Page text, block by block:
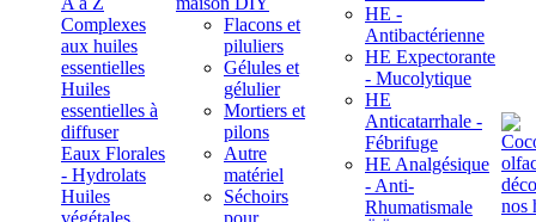
Complexes
aux huiles
essentielles
Huiles
essentielles à
diffuser
Eaux Florales
- Hydrolats
Huiles
Flacons et
piluliers
Gélules et
gélulier
Mortiers et
pilons
Autre
matériel
Séchoirs
HE -
Antibactérienne
HE Expectorante
- Mucolytique
HE
Anticatarrhale -
Fébrifuge
HE Analgésique
- Anti-
Rhumatismale